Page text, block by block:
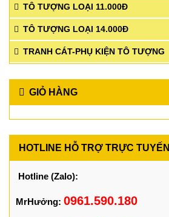
TÔ TƯỢNG LOẠI 11.000Đ
TÔ TƯỢNG LOẠI 14.000Đ
TRANH CÁT-PHỤ KIỆN TÔ TƯỢNG
GIỎ HÀNG
HOTLINE HỖ TRỢ TRỰC TUYẾN
Hotline (Zalo):
MrHưởng: 0961.590.180